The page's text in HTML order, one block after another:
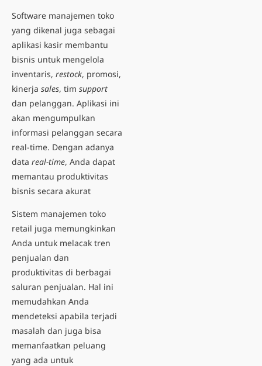
Software manajemen toko
yang dikenal juga sebagai
aplikasi kasir membantu
bisnis untuk mengelola
inventaris, restock, promosi,
kinerja sales, tim support
dan pelanggan. Aplikasi ini
akan mengumpulkan
informasi pelanggan secara
real-time. Dengan adanya
data real-time, Anda dapat
memantau produktivitas
bisnis secara akurat
Sistem manajemen toko
retail juga memungkinkan
Anda untuk melacak tren
penjualan dan
produktivitas di berbagai
saluran penjualan. Hal ini
memudahkan Anda
mendeteksi apabila terjadi
masalah dan juga bisa
memanfaatkan peluang
yang ada untuk